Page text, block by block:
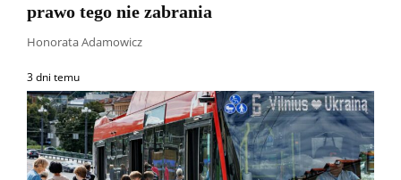
prawo tego nie zabrania
Honorata Adamowicz
3 dni temu